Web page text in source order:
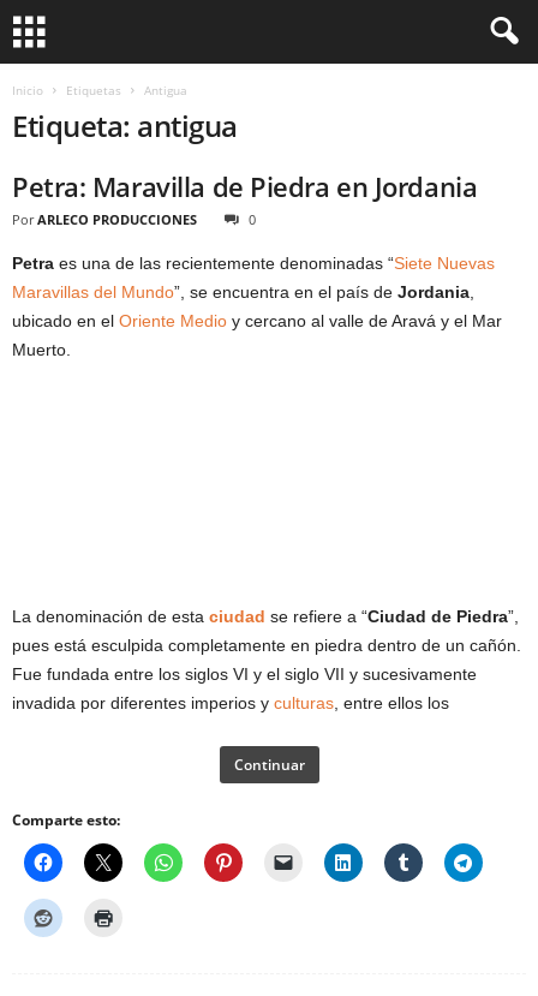
Inicio Etiquetas Antigua
Etiqueta: antigua
Petra: Maravilla de Piedra en Jordania
Por ARLECO PRODUCCIONES 0
Petra es una de las recientemente denominadas “Siete Nuevas
Maravillas del Mundo”, se encuentra en el país de Jordania
ubicado en el Oriente Medio y cercano al valle de Aravá y el Mar
Muerto.
La denominación de esta ciudad se refiere a “Ciudad de Piedra”,
pues está esculpida completamente en piedra dentro de un cañón.
Fue fundada entre los siglos VI y el siglo VII y sucesivamente
invadida por diferentes imperios y culturas , entre ellos los
Continuar
Comparte esto: